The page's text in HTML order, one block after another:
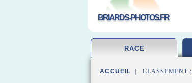
BRIARDS-PHOTOS.FR
RACE
ACCUEIL | CLASSEMENT :